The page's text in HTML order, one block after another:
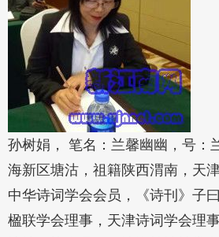
孙树娟， 笔名：兰馨幽幽，号：
海新区塘沽，祖籍陕西渭南，天
中华诗词学会会员，《诗刊》子
楹联学会理事，天津诗词学会理